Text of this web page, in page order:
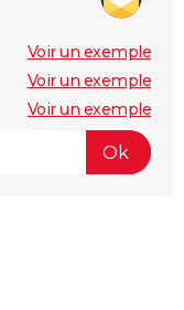
Voir un exemple
Voir un exemple
Voir un exemple